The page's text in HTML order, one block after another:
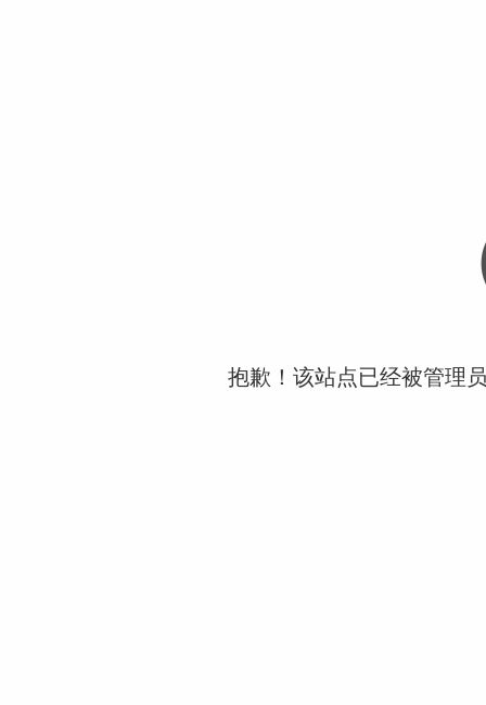
抱歉！该站点已经被管理